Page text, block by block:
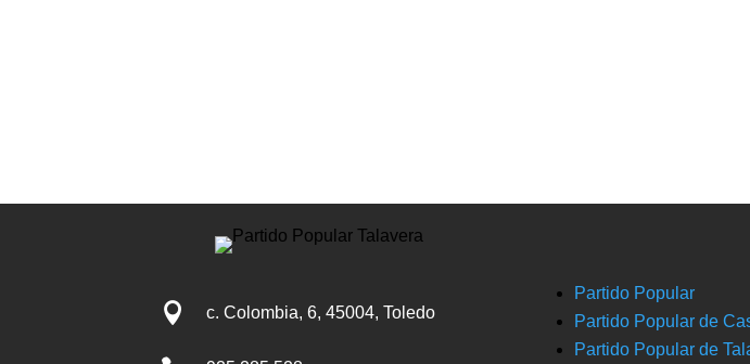
 c. Colombia, 6, 45004, Toledo
Partido Popular
Partido Popular de
Partido Popular de